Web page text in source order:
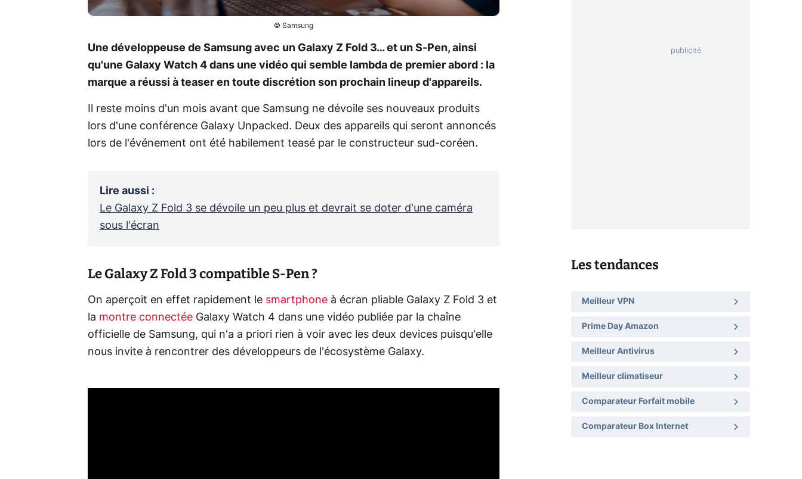
© Samsung
Une développeuse de Samsung avec un Galaxy Z Fold 3… et un S-Pen, ainsi
qu'une Galaxy Watch 4 dans une vidéo qui semble lambda de premier abord : la
marque a réussi à teaser en toute discrétion son prochain lineup d'appareils.
Il reste moins d'un mois avant que Samsung ne dévoile ses nouveaux produits
lors d'une conférence Galaxy Unpacked. Deux des appareils qui seront annoncés
lors de l'événement ont été habilement teasé par le constructeur sud-coréen.
Lire aussi :
Le Galaxy Z Fold 3 se dévoile un peu plus et devrait se doter d'une caméra
sous l'écran
Le Galaxy Z Fold 3 compatible S-Pen ?
On aperçoit en effet rapidement le smartphone à écran pliable Galaxy Z Fold 3 et
la montre connectée Galaxy Watch 4 dans une vidéo publiée par la chaîne
officielle de Samsung, qui n'a a priori rien à voir avec les deux devices puisqu'elle
nous invite à rencontrer des développeurs de l'écosystème Galaxy.
Les tendances
Meilleur VPN
Prime Day Amazon
Meilleur Antivirus
Meilleur climatiseur
Comparateur Forfait mobile
Comparateur Box Internet